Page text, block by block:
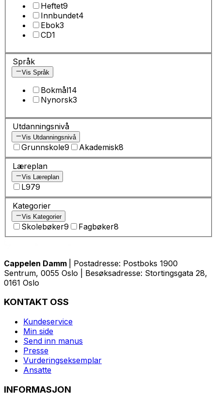
Heftet9
Innbundet4
Ebok3
CD1
Språk
Vis Språk
Bokmål14
Nynorsk3
Utdanningsnivå
Vis Utdanningsnivå
Grunnskole9 Akademisk8
Læreplan
Vis Læreplan
L979
Kategorier
Vis Kategorier
Skolebøker9 Fagbøker8
Cappelen Damm
| Postadresse: Postboks 1900
Sentrum, 0055 Oslo | Besøksadresse: Stortingsgata 28,
0161 Oslo
KONTAKT OSS
Kundeservice
Min side
Send inn manus
Presse
Vurderingseksemplar
Ansatte
INFORMASJON